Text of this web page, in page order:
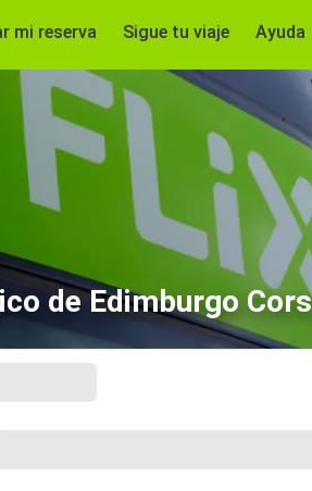
mi reserva Sigue tu viaje Ayuda
de Edimburgo